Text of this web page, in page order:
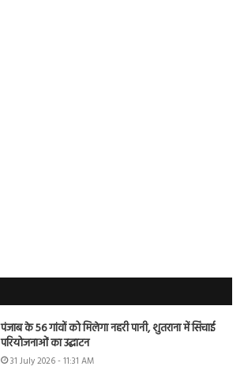
पंजाब के 56 गांवों को मिलेगा नहरी पानी, शुतराना में सिंचाई
परियोजनाओं का उद्घाटन
31 July 2026 - 11:31 AM